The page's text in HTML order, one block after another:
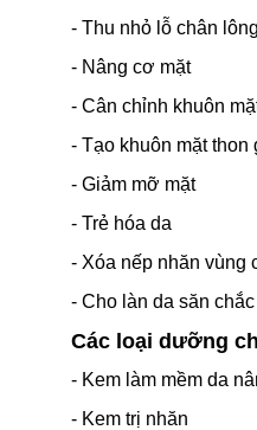
- Thu nhỏ lỗ chân lông
- Nâng cơ mặt
- Cân chỉnh khuôn
- Tạo khuôn mặt
- Giảm mỡ mặt
- Trẻ hóa da
- Xóa nếp nhăn vùng
- Cho làn da săn
Các loại dưỡng
- Kem làm mềm da
- Kem trị nhăn